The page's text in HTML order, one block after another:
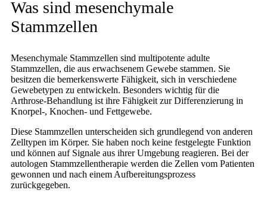
Was sind mesenchymale
Stammzellen
Mesenchymale Stammzellen sind multipotente adulte
Stammzellen, die aus erwachsenem Gewebe stammen. Sie
besitzen die bemerkenswerte Fähigkeit, sich in verschiedene
Gewebetypen zu entwickeln. Besonders wichtig für die
Arthrose-Behandlung ist ihre Fähigkeit zur Differenzierung in
Knorpel-, Knochen- und Fettgewebe.
Diese Stammzellen unterscheiden sich grundlegend von anderen
Zelltypen im Körper. Sie haben noch keine festgelegte Funktion
und können auf Signale aus ihrer Umgebung reagieren. Bei der
autologen Stammzellentherapie werden die Zellen vom Patienten
gewonnen und nach einem Aufbereitungsprozess
zurückgegeben.